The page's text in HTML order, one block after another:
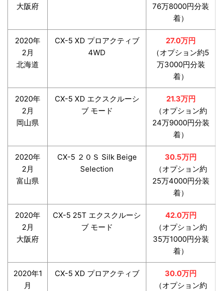
大阪府
76万8000円分装
着）
2020年
2月
北海道
CX-5 XD プロアクティブ
4WD
27.0万円
（オプション約5
万3000円分装
着）
2020年
2月
岡山県
CX-5 XD エクスクルーシ
ブ モード
21.3万円
（オプション約
24万9000円分装
着）
2020年
2月
富山県
CX-5 ２０Ｓ Silk Beige
Selection
30.5万円
（オプション約
25万4000円分装
着）
2020年
2月
大阪府
CX-5 25T エクスクルーシ
ブ モード
42.0万円
（オプション約
35万1000円分装
着）
2020年1
月
CX-5 XD プロアクティブ
30.0万円
（オプション約